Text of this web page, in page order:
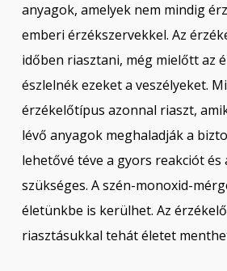
anyagok, amelyek nem mindig
emberi érzékszervekkel. Az
időben riasztani, még mielőtt az
észlelnék ezeket a veszélyeket.
érzékelőtípus azonnal riaszt,
lévő anyagok meghaladják a
lehetővé téve a gyors reakciót és
szükséges. A szén-monoxid-
életünkbe is kerülhet. Az
riasztásukkal tehát életet